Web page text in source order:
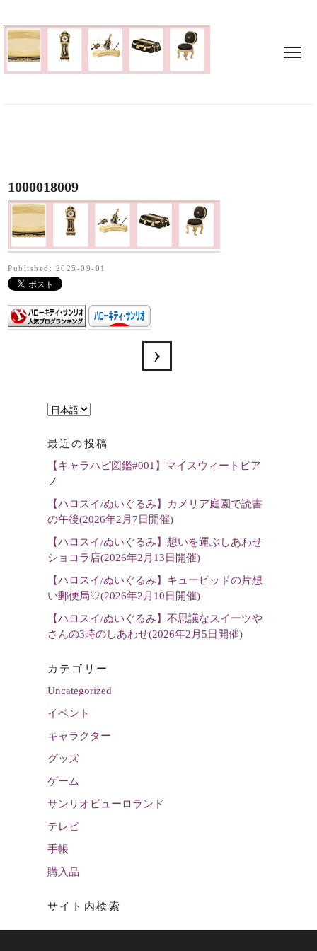
1000018009
Published: 2025-09-01
言
を
選
最近の投稿
【キャラハピ図鑑#001】マイスウィートピア
ノ
【ハロスイ/ぬいぐるみ】カメリア庭園で読書
の午後(2026年2月7日開催)
【ハロスイ/ぬいぐるみ】想いを運ぶしあわせ
ショコラ店(2026年2月13日開催)
【ハロスイ/ぬいぐるみ】キューピッドの片想
い郵便局♡(2026年2月10日開催)
【ハロスイ/ぬいぐるみ】不思議なスイーツや
さんの3時のしあわせ(2026年2月5日開催)
カテゴリー
Uncategorized
イベント
キャラクター
グッズ
ゲーム
サンリオピューロランド
テレビ
手帳
購入品
サイト内検索